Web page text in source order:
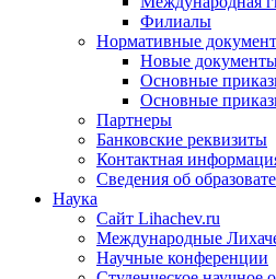
Филиалы
Нормативные
Новые
Основные
Основные
Партнеры
Банковские реквизиты
Контактная
Сведения об
Наука
Сайт Lihachev.ru
Международные
Научные конференции